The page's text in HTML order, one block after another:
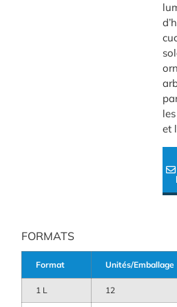
et
FORMATS
Format Unités/Emballage
1 L 12